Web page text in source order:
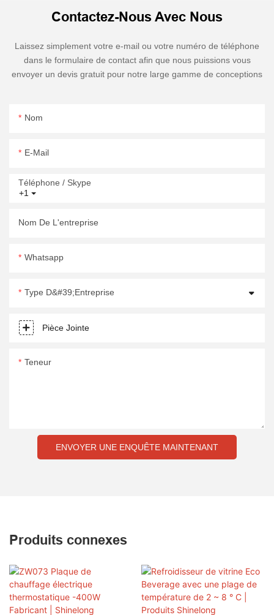
Contactez-Nous Avec Nous
Laissez simplement votre e-mail ou votre numéro de téléphone
dans le formulaire de contact afin que nous puissions vous
envoyer un devis gratuit pour notre large gamme de conceptions
Nom
E-Mail
+1
Téléphone / Skype
Nom De L'entreprise
Whatsapp
Type D&#39;entreprise
Pièce Jointe
Teneur
ENVOYER UNE ENQUÊTE MAINTENANT
Produits connexes